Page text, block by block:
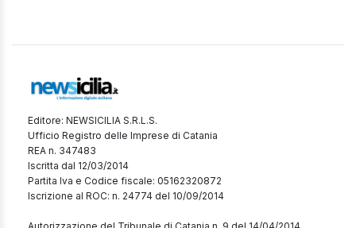
Editore: NEWSICILIA S.R.L.S.
Ufficio Registro delle Imprese di Catania
REA n. 347483
Iscritta dal 12/03/2014
Partita Iva e Codice fiscale: 05162320872
Iscrizione al ROC: n. 24774 del 10/09/2014